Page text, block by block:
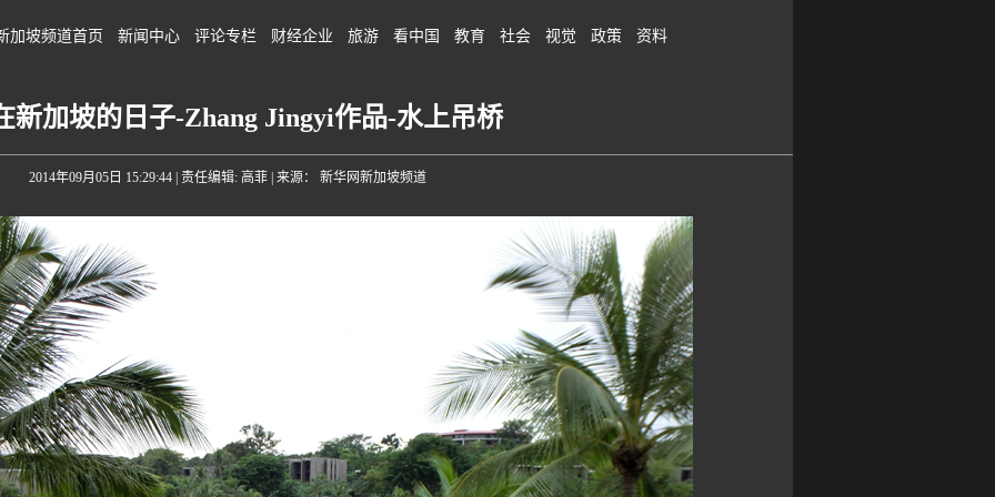
加坡频道首页 新闻中心 评论专栏 财经企业 旅游 看中国 教育 社会 视觉 政策 资料
新加坡的日子-Zhang Jingyi作品-水上吊桥
2014年09月05日 15:29:44| 责任编辑: 高菲 | 来源： 新华网新加坡频道